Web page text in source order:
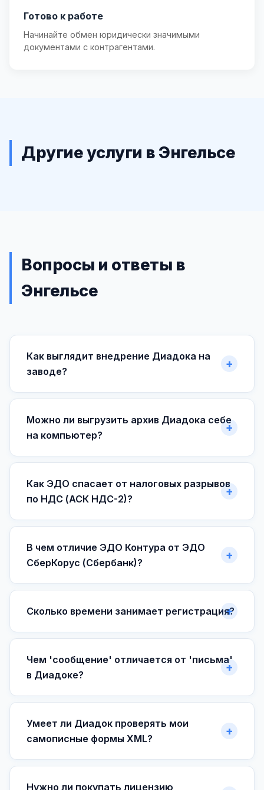
Готово к работе
Начинайте обмен юридически значимыми
документами с контрагентами.
Другие услуги в Энгельсе
Вопросы и ответы в
Энгельсе
Как выглядит внедрение Диадока на
заводе?
Можно ли выгрузить архив Диадока себе
на компьютер?
Как ЭДО спасает от налоговых разрывов
по НДС (АСК НДС-2)?
В чем отличие ЭДО Контура от ЭДО
СберКорус (Сбербанк)?
Сколько времени занимает регистрация?
Чем 'сообщение' отличается от 'письма'
в Диадоке?
Умеет ли Диадок проверять мои
самописные формы XML?
Нужно ли покупать лицензию